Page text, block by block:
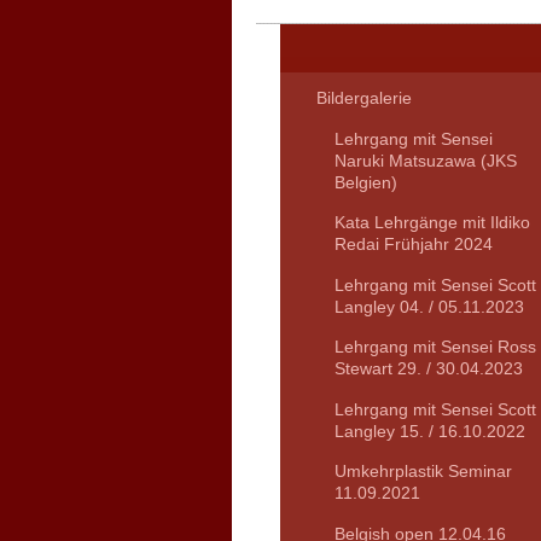
Bildergalerie
Lehrgang mit Sensei
Naruki Matsuzawa (JKS
Belgien)
Kata Lehrgänge mit Ildiko
Redai Frühjahr 2024
Lehrgang mit Sensei Scott
Langley 04. / 05.11.2023
Lehrgang mit Sensei Ross
Stewart 29. / 30.04.2023
Lehrgang mit Sensei Scott
Langley 15. / 16.10.2022
Umkehrplastik Seminar
11.09.2021
Belgish open 12.04.16